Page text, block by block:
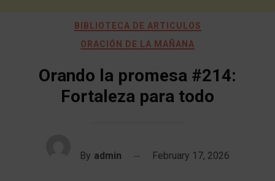
BIBLIOTECA DE ARTICULOS
ORACIÓN DE LA MAÑANA
Orando la promesa #214:
Fortaleza para todo
By admin February 17, 2026